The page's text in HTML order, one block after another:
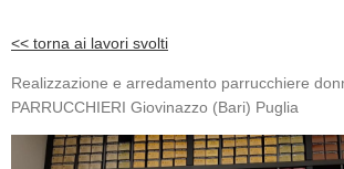
<< torna ai lavori svolti
Realizzazione e arredamento parrucchiere
PARRUCCHIERI Giovinazzo (Bari) Puglia